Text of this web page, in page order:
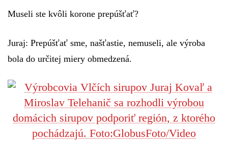
Museli ste kvôli korone prepúšťať?
Juraj: Prepúšťať sme, našťastie, nemuseli, ale výroba
bola do určitej miery obmedzená.